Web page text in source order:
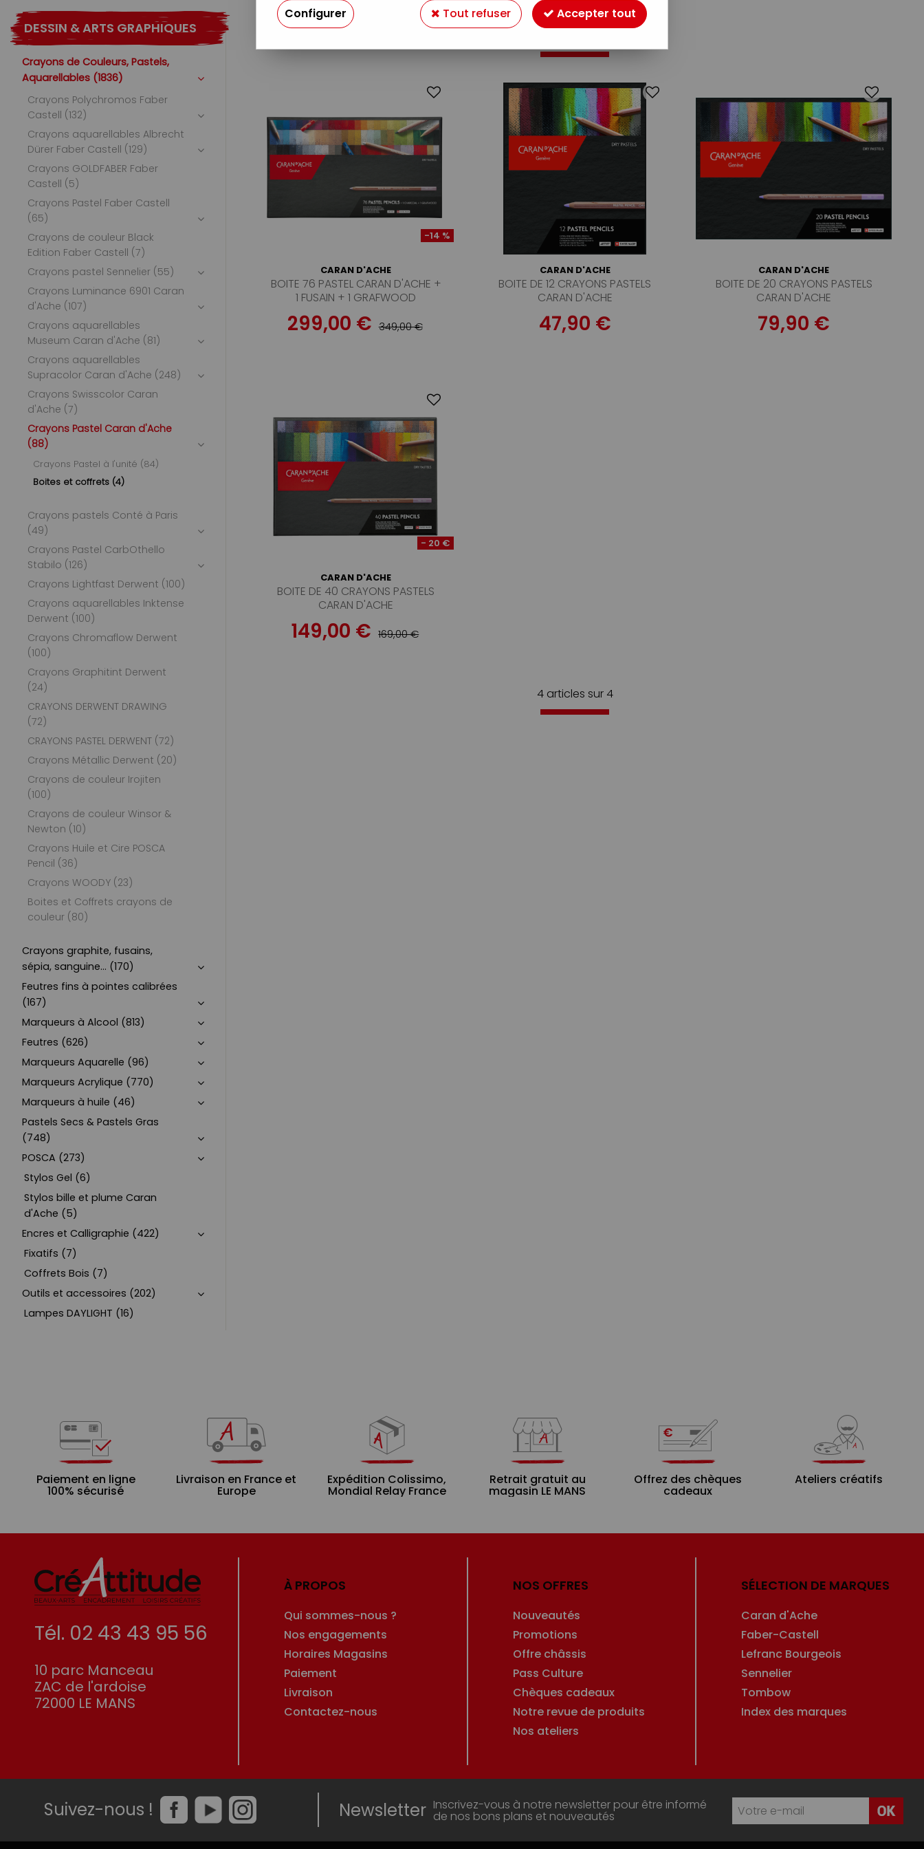
DESSIN & ARTS GRAPHIQUES
Crayons de Couleurs, Pastels,
Aquarellables (1836)
Crayons Polychromos Faber
Castell (132)
Crayons aquarellables Albrecht
Dürer Faber Castell (129)
Crayons GOLDFABER Faber
Castell (5)
Crayons Pastel Faber Castell
(65)
Crayons de couleur Black
Edition Faber Castell (7)
Crayons pastel Sennelier (55)
Crayons Luminance 6901 Caran
d'Ache (107)
Crayons aquarellables
Museum Caran d'Ache (81)
Crayons aquarellables
Supracolor Caran d'Ache (248)
Crayons Swisscolor Caran
d'Ache (7)
Crayons Pastel Caran d'Ache
(88)
Crayons Pastel à l'unité (84)
Boites et coffrets (4)
Crayons pastels Conté à Paris
(49)
Crayons Pastel CarbOthello
Stabilo (126)
Crayons Lightfast Derwent (100)
Crayons aquarellables Inktense
Derwent (100)
Crayons Chromaflow Derwent
(100)
Crayons Graphitint Derwent
(24)
CRAYONS DERWENT DRAWING
(72)
CRAYONS PASTEL DERWENT (72)
Crayons Métallic Derwent (20)
Crayons de couleur Irojiten
(100)
Crayons de couleur Winsor &
Newton (10)
Crayons Huile et Cire POSCA
Pencil (36)
Crayons WOODY (23)
Boites et Coffrets crayons de
couleur (80)
Crayons graphite, fusains,
sépia, sanguine... (170)
Feutres fins à pointes calibrées
(167)
Marqueurs à Alcool (813)
Feutres (626)
Marqueurs Aquarelle (96)
Marqueurs Acrylique (770)
Marqueurs à huile (46)
Pastels Secs & Pastels Gras
(748)
POSCA (273)
Stylos Gel (6)
Stylos bille et plume Caran
d'Ache (5)
Encres et Calligraphie (422)
Fixatifs (7)
Coffrets Bois (7)
Outils et accessoires (202)
Lampes DAYLIGHT (16)
-14 %
CARAN D'ACHE
BOITE 76 PASTEL CARAN D'ACHE +
1 FUSAIN + 1 GRAFWOOD
299,00 € 349,00 €
CARAN D'ACHE
BOITE DE 12 CRAYONS PASTELS
CARAN D'ACHE
47,90 €
CARAN D'ACHE
BOITE DE 20 CRAYONS PASTELS
CARAN D'ACHE
79,90 €
- 20 €
CARAN D'ACHE
BOITE DE 40 CRAYONS PASTELS
CARAN D'ACHE
149,00 € 169,00 €
4 articles sur 4
Paiement en ligne
100% sécurisé
Livraison en France et
Europe
Expédition Colissimo,
Mondial Relay France
Retrait gratuit au
magasin LE MANS
Offrez des chèques
cadeaux
Ateliers créatifs
Tél. 02 43 43 95 56
10 parc Manceau
ZAC de l'ardoise
72000 LE MANS
À PROPOS
Qui sommes-nous ?
Nos engagements
Horaires Magasins
Paiement
Livraison
Contactez-nous
NOS OFFRES
Nouveautés
Promotions
Offre châssis
Pass Culture
Chèques cadeaux
Notre revue de produits
Nos ateliers
SÉLECTION DE MARQUES
Caran d'Ache
Faber-Castell
Lefranc Bourgeois
Sennelier
Tombow
Index des marques
Suivez-nous ! Newsletter Inscrivez-vous à notre newsletter pour être informé
de nos bons plans et nouveautés
Configurer Tout refuser Accepter tout